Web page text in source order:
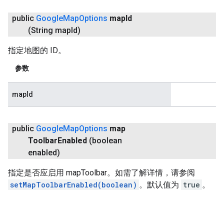
public GoogleMapOptions mapId
(String mapId)
指定地图的 ID。
参数
mapId
public GoogleMapOptions map
Toolbar Enabled (boolean
enabled)
指定是否应启用 mapToolbar。如需了解详情，请参阅
setMapToolbarEnabled(boolean) 。默认值为 true 。